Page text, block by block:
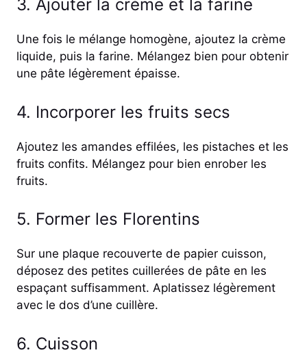
3. Ajouter la crème et la farine
Une fois le mélange homogène, ajoutez la crème
liquide, puis la farine. Mélangez bien pour obtenir
une pâte légèrement épaisse.
4. Incorporer les fruits secs
Ajoutez les amandes effilées, les pistaches et les
fruits confits. Mélangez pour bien enrober les
fruits.
5. Former les Florentins
Sur une plaque recouverte de papier cuisson,
déposez des petites cuillerées de pâte en les
espaçant suffisamment. Aplatissez légèrement
avec le dos d’une cuillère.
6. Cuisson